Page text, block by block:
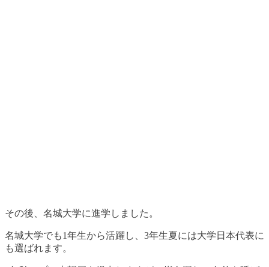
その後、 名城大学に進学しました 。
名城大学でも1年生から活躍し、3年生夏には大学日本代表に
も選ばれます。